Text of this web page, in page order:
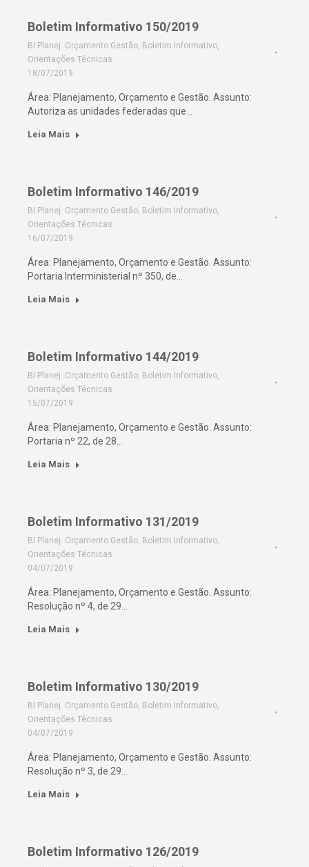
Boletim Informativo 150/2019
BI Planej. Orçamento Gestão, Boletim Informativo,
Orientações Técnicas
18/07/2019
Área: Planejamento, Orçamento e Gestão. Assunto:
Autoriza as unidades federadas que…
Leia Mais
Boletim Informativo 146/2019
BI Planej. Orçamento Gestão, Boletim Informativo,
Orientações Técnicas
16/07/2019
Área: Planejamento, Orçamento e Gestão. Assunto:
Portaria Interministerial nº 350, de…
Leia Mais
Boletim Informativo 144/2019
BI Planej. Orçamento Gestão, Boletim Informativo,
Orientações Técnicas
15/07/2019
Área: Planejamento, Orçamento e Gestão. Assunto:
Portaria nº 22, de 28…
Leia Mais
Boletim Informativo 131/2019
BI Planej. Orçamento Gestão, Boletim Informativo,
Orientações Técnicas
04/07/2019
Área: Planejamento, Orçamento e Gestão. Assunto:
Resolução nº 4, de 29…
Leia Mais
Boletim Informativo 130/2019
BI Planej. Orçamento Gestão, Boletim Informativo,
Orientações Técnicas
04/07/2019
Área: Planejamento, Orçamento e Gestão. Assunto:
Resolução nº 3, de 29…
Leia Mais
Boletim Informativo 126/2019